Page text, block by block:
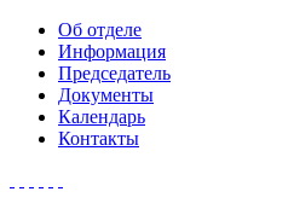
Об отделе
Информация
Председатель
Документы
Календарь
Контакты